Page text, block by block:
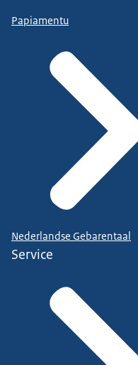
Papiamentu
Nederlandse Gebarentaal
Service